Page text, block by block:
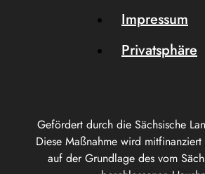
Gefördert durch die Sächsische
Diese Maßnahme wird
auf der Grundlage des vom
Impressum
Privatsphäre